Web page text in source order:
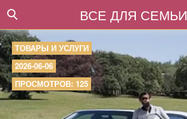
ВСЕ ДЛЯ СЕМЬИ
ТОВАРЫ И УСЛУГИ
2026-06-06
ПРОСМОТРОВ: 125